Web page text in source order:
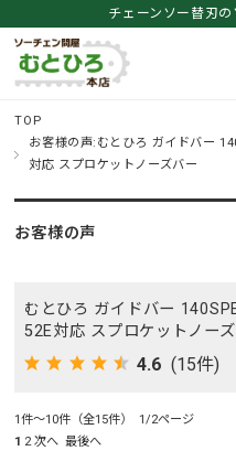
チェーンソー替刃
TOP
お客様の声:むとひろ ガイドバー
対応 スプロケットノーズバー
お客様の声
むとひろ ガイドバー
52E対応 スプロケットノー
4.6 (15件)
1件～10件（全15件） 1/2ページ
1 2 次へ 最後へ